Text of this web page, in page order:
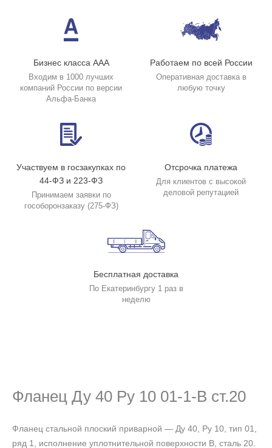
Бизнес класса ААА
Входим в 1000 лучших
компаний России по версии
Альфа-Банка
Работаем по всей России
Оперативная доставка в
любую точку
Участвуем в госзакупках по
44-ФЗ и 223-ФЗ
Принимаем заявки по
гособоронзаказу (275-ФЗ)
Отсрочка платежа
Для клиентов с высокой
деловой репутацией
Бесплатная доставка
По Екатеринбургу 1 раз в
неделю
Фланец Ду 40 Ру 10 01-1-В ст.20
Фланец стальной плоский приварной — Ду 40, Ру 10, тип 01,
ряд 1, исполнение уплотнительной поверхности В, сталь 20.